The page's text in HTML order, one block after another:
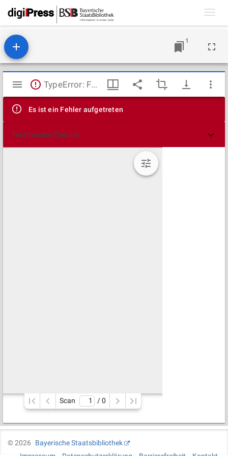
1
Mirador
Viewer
TypeError: Failed to fetch
Es ist ein Fehler aufgetreten
Technische Details
Scan / 0
©2026
Bayerische Staatsbibliothek